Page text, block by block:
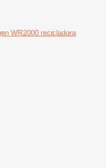
WR2000 recicladora